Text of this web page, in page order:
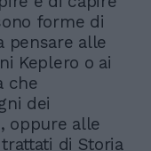
forme di
pensare alle
Keplero o ai
che
dei
oppure alle
di Storia